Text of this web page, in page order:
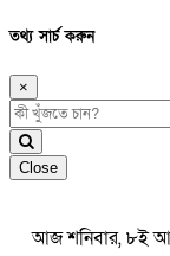
তথ্য সার্চ করুন
×
Close
আজ শনিবার, ৮ই